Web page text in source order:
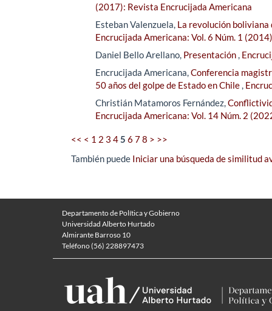
(2017): Revista Encrucijada Americana
Esteban Valenzuela, La revolución
Encrucijada Americana: Vol. 6 Núm. 1
Daniel Bello Arellano, Presentación
Encrucijada Americana, Conferencia
50 años del golpe de Estado en Chile
Christián Matamoros Fernández,
Encrucijada Americana: Vol. 14 Núm. 2
<< < 1 2 3 45 6 78 > >>
También puede Iniciar una búsqueda de similitud
Departamento de Política y Gobierno
Universidad Alberto Hurtado
Almirante Barroso 10
Teléfono (56) 228897473